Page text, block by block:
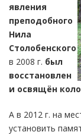
явления
преподобного
Нила
Столобенского
в 2008 г. был
восстановлен
и освящён
А в 2012 г. на
установить